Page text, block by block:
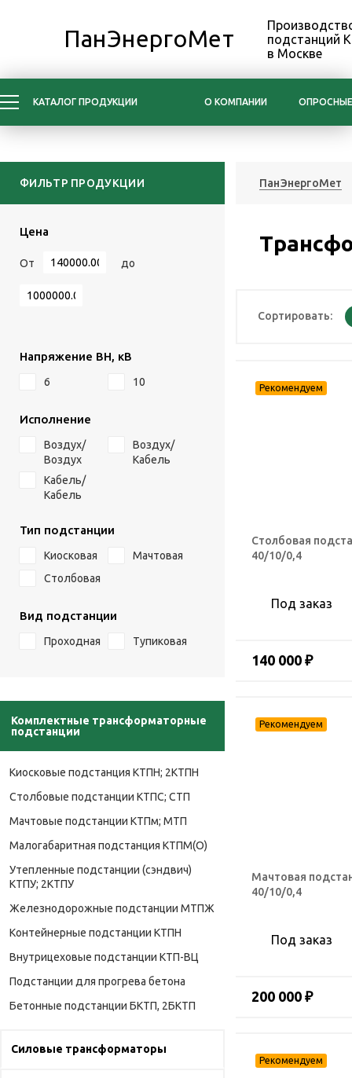
ПанЭнергоМет
подстанций
в Москве
КАТАЛОГ ПРОДУКЦИИ О КОМПАНИИ
ФИЛЬТР ПРОДУКЦИИ
Цена
От до
Напряжение ВН, кВ
6 10
Исполнение
Воздух/
Воздух
Воздух/
Кабель
Кабель/
Кабель
Тип подстанции
Киосковая
Мачтовая
Столбовая
Вид подстанции
Проходная Тупиковая
Комплектные трансформаторные
подстанции
Киосковые подстанция КТПН; 2КТПН
Столбовые подстанции КТПС; СТП
Мачтовые подстанции КТПм; МТП
Малогабаритная подстанция КТПМ(О)
Утепленные подстанции (сэндвич)
КТПУ; 2КТПУ
Железнодорожные подстанции МТПЖ
Контейнерные подстанции КТПН
Внутрицеховые подстанции КТП-ВЦ
Подстанции для прогрева бетона
Бетонные подстанции БКТП, 2БКТП
Силовые трансформаторы
ПанЭнергоМет
Сортировать:
Столбовая
40/10/0,4
Под заказ
140 000 ₽
Мачтовая
40/10/0,4
Под заказ
200 000 ₽